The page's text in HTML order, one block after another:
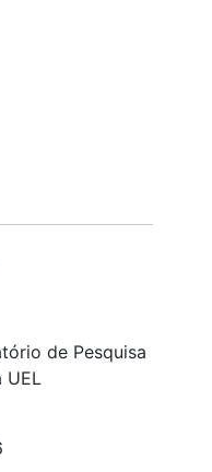
de Pesquisa
UEL